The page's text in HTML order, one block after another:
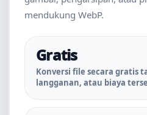
mendukung WebP.
Gratis
Konversi file secara gratis
langganan, atau biaya